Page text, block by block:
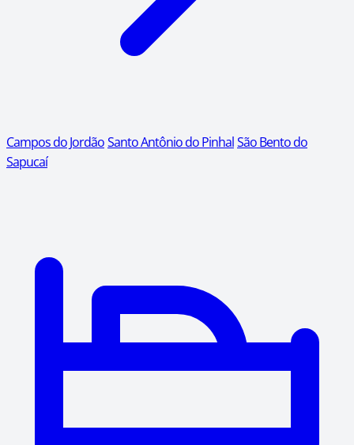
Campos do JordãoSanto Antônio do PinhalSão Bento do
Sapucaí